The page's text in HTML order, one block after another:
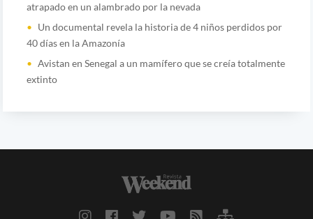
atrapado en un alambrado por la nevada
Un documental revela la historia de 4 niños perdidos por
40 días en la Amazonía
Avistan en Senegal a un mamífero que se creía totalmente
extinto